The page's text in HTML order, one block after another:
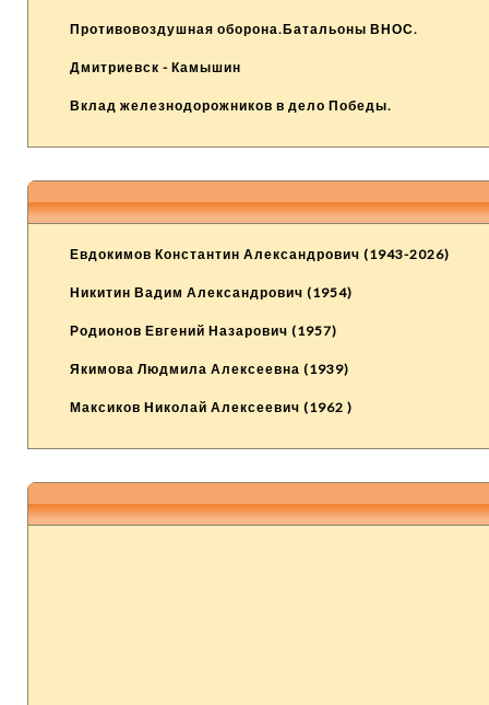
Противовоздушная оборона.Батальоны ВНОС.
Дмитриевск - Камышин
Вклад железнодорожников в дело Победы.
Евдокимов Константин Александрович (1943-2026)
Никитин Вадим Александрович (1954)
Родионов Евгений Назарович (1957)
Якимова Людмила Алексеевна (1939)
Максиков Николай Алексеевич (1962 )